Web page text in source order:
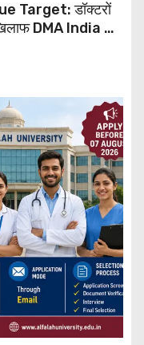
Target: डॉक्टरों
DMA India का
मांग